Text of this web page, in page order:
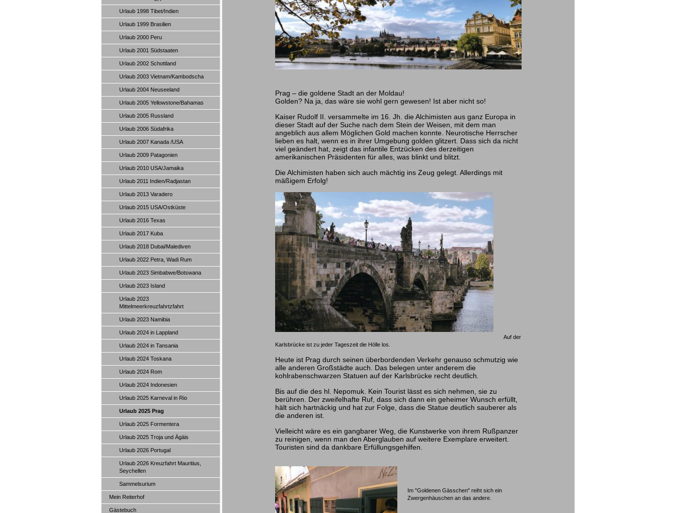
Urlaub 1998 Tibet/Indien
Urlaub 1999 Brasilien
Urlaub 2000 Peru
Urlaub 2001 Südstaaten
Urlaub 2002 Schottland
Urlaub 2003 Vietnam/Kambodscha
Urlaub 2004 Neuseeland
Urlaub 2005 Yellowstone/Bahamas
Urlaub 2005 Russland
Urlaub 2006 Südafrika
Urlaub 2007 Kanada /USA
Urlaub 2009 Patagonien
Urlaub 2010 USA/Jamaika
Urlaub 2011 Indien/Radjastan
Urlaub 2013 Varadero
Urlaub 2015 USA/Ostküste
Urlaub 2016 Texas
Urlaub 2017 Kuba
Urlaub 2018 Dubai/Malediven
Urlaub 2022 Petra, Wadi Rum
Urlaub 2023 Simbabwe/Botswana
Urlaub 2023 Island
Urlaub 2023
Mittelmeerkreuzfahrtzfahrt
Urlaub 2023 Namibia
Urlaub 2024 in Lappland
Urlaub 2024 in Tansania
Urlaub 2024 Toskana
Urlaub 2024 Rom
Urlaub 2024 Indonesien
Urlaub 2025 Karneval in Rio
Urlaub 2025 Prag
Urlaub 2025 Formentera
Urlaub 2025 Troja und Ägäis
Urlaub 2026 Portugal
Urlaub 2026 Kreuzfahrt Mauritius,
Seychellen
Sammelsurium
Mein Reiterhof
Gästebuch
Prag – die goldene Stadt an der Moldau!
Golden? Na ja, das wäre sie wohl gern gewesen! Ist aber nicht so!
Kaiser Rudolf II. versammelte im 16. Jh. die Alchimisten aus ganz Europa in
dieser Stadt auf der Suche nach dem Stein der Weisen, mit dem man
angeblich aus allem Möglichen Gold machen konnte. Neurotische Herrscher
lieben es halt, wenn es in ihrer Umgebung golden glitzert. Dass sich da nicht
viel geändert hat, zeigt das infantile Entzücken des derzeitigen
amerikanischen Präsidenten für alles, was blinkt und blitzt.
Die Alchimisten haben sich auch mächtig ins Zeug gelegt. Allerdings mit
mäßigem Erfolg!
Auf der
Karlsbrücke ist zu jeder Tageszeit die Hölle los.
Heute ist Prag durch seinen überbordenden Verkehr genauso schmutzig wie
alle anderen Großstädte auch. Das belegen unter anderem die
kohlrabenschwarzen Statuen auf der Karlsbrücke recht deutlich.
Bis auf die des hl. Nepomuk. Kein Tourist lässt es sich nehmen, sie zu
berühren. Der zweifelhafte Ruf, dass sich dann ein geheimer Wunsch erfüllt,
hält sich hartnäckig und hat zur Folge, dass die Statue deutlich sauberer als
die anderen ist.
Vielleicht wäre es ein gangbarer Weg, die Kunstwerke von ihrem Rußpanzer
zu reinigen, wenn man den Aberglauben auf weitere Exemplare erweitert.
Touristen sind da dankbare Erfüllungsgehilfen.
Im "Goldenen Gässchen" reiht sich ein
Zwergenhäuschen an das andere.